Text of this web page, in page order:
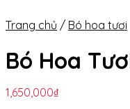
Trang chủ / Bó hoa tươi
Bó Hoa
1,650,000₫